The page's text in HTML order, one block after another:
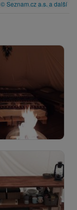
© Seznam.cz a.s. a další